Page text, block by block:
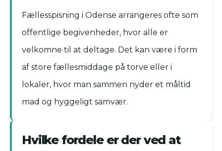
Fællesspisning i Odense arrangeres ofte som
offentlige begivenheder, hvor alle er
velkomne til at deltage. Det kan være i form
af store fællesmiddage på torve eller i
lokaler, hvor man sammen nyder et måltid
mad og hyggeligt samvær.
Hvilke fordele er der ved at